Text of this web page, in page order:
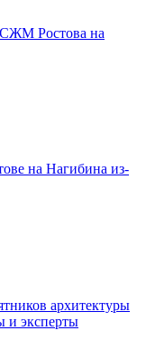
Ростова на
на Нагибина из-
архитектуры
и эксперты